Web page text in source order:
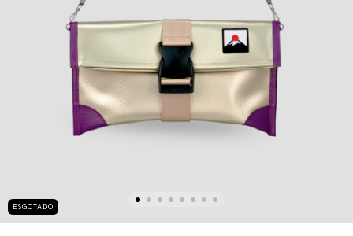
ESGOTADO